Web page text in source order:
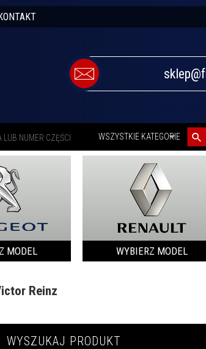
WSZYSTKIE KATEGORIE
MODEL WYBIERZ MODEL
Reinz
WYSZUKAJ PRODUKT